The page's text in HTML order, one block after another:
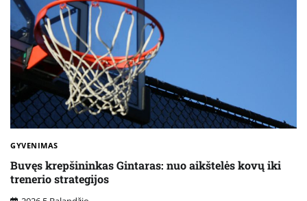
GYVENIMAS
Buvęs krepšininkas Gintaras: nuo aikštelės kovų iki
trenerio strategijos